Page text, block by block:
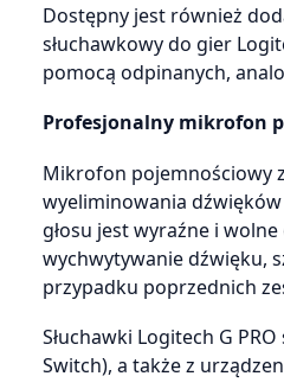
Dostępny jest również
słuchawkowy do gier
pomocą odpinanych,
Profesjonalny mikrofon
Mikrofon pojemnościowy
wyeliminowania
głosu jest wyraźne i
wychwytywanie dźwięku,
przypadku poprzednich
Słuchawki Logitech G
Switch), a także z